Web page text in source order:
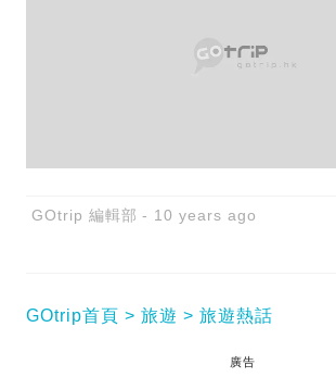
GOtrip 編輯部 10 years ago
GOtrip首頁 旅遊 旅遊熱話
廣告